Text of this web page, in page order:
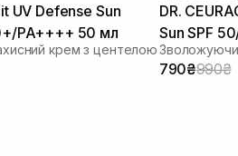
UV Defense Sun
PA++++ 50 мл
крем з центелою
DR.
Sun SPF
790₴990₴